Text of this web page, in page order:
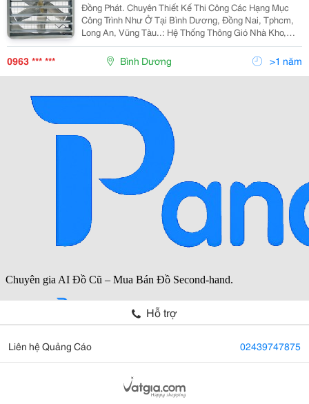
Đồng Phát. Chuyên Thiết Kế Thi Công Các Hạng Mục
Công Trình Như Ở Tại Bình Dương, Đồng Nai, Tphcm,
Long An, Vũng Tàu..: Hệ Thống Thông Gió Nhà Kho,
Nhà Xưởng Hệ Thông Làm Mát Bằng Tắm Coollingpad,
Màng Nước Hệ Thống Hút Nhiệt Ép Đế Giày,
0963 *** *** Bình Dương >1 năm
Hỗ trợ
Liên hệ Quảng Cáo 02439747875